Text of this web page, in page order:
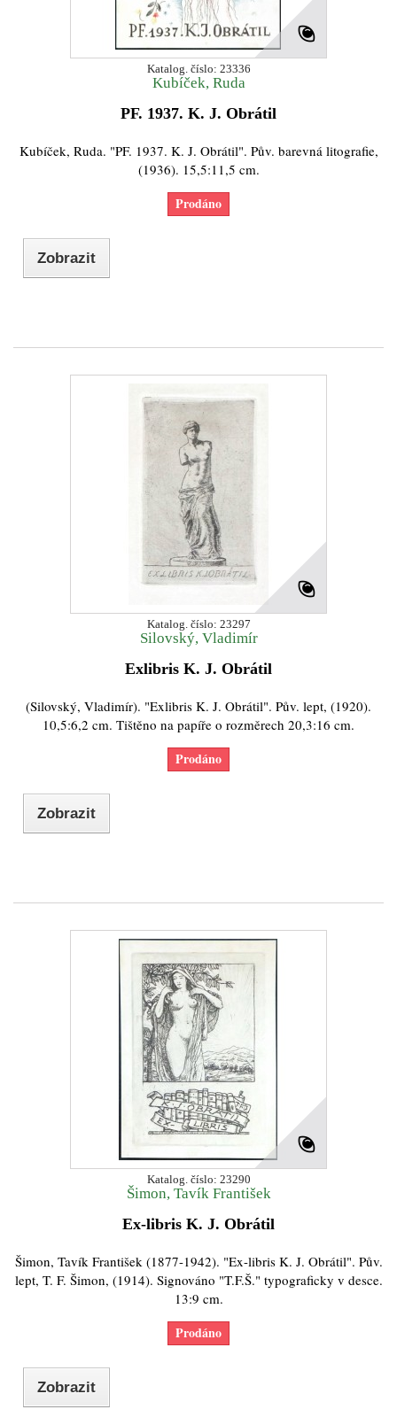
Katalog. číslo: 23336
Kubíček, Ruda
PF. 1937. K. J. Obrátil
Kubíček, Ruda. "PF. 1937. K. J. Obrátil". Pův. barevná litografie,
(1936). 15,5:11,5 cm.
Prodáno
Zobrazit
Katalog. číslo: 23297
Silovský, Vladimír
Exlibris K. J. Obrátil
(Silovský, Vladimír). "Exlibris K. J. Obrátil". Pův. lept, (1920).
10,5:6,2 cm. Tištěno na papíře o rozměrech 20,3:16 cm.
Prodáno
Zobrazit
Katalog. číslo: 23290
Šimon, Tavík František
Ex-libris K. J. Obrátil
Šimon, Tavík František (1877-1942). "Ex-libris K. J. Obrátil". Pův.
lept, T. F. Šimon, (1914). Signováno "T.F.Š." typograficky v desce.
13:9 cm.
Prodáno
Zobrazit